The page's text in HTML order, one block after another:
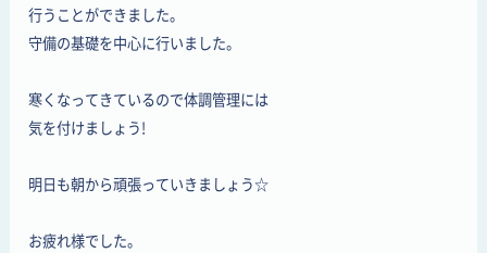
行うことができました。
守備の基礎を中心に行いました。
寒くなってきているので体調管理には
気を付けましょう!
明日も朝から頑張っていきましょう☆
お疲れ様でした。